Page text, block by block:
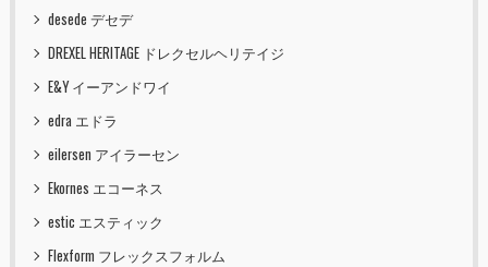
desede デセデ
DREXEL HERITAGE ドレクセルヘリテイジ
E&Y イーアンドワイ
edra エドラ
eilersen アイラーセン
Ekornes エコーネス
estic エスティック
Flexform フレックスフォルム